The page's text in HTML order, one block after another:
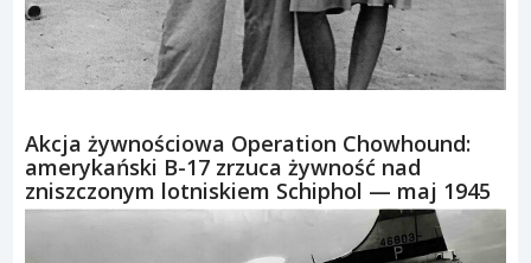
Akcja żywnościowa Operation Chowhound:
amerykański B-17 zrzuca żywność nad
zniszczonym lotniskiem Schiphol — maj 1945